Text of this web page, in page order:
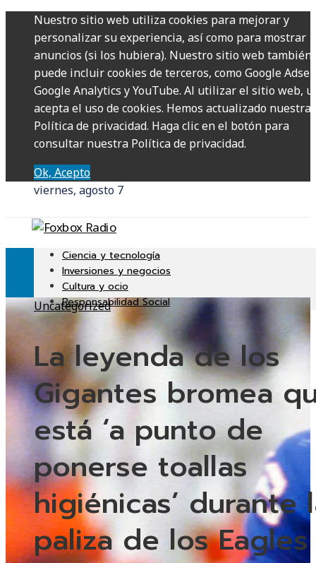
Nuestro sitio web utiliza cookies para mejorar y
personalizar su experiencia, así como para mostrar
anuncios (si los hubiera). Nuestro sitio web también
puede incluir cookies de terceros, como Google
Google Analytics y YouTube. Al utilizar el sitio web,
acepta el uso de cookies. Hemos actualizado nuestra
Política de privacidad. Haga clic en el botón para
consultar nuestra Política de privacidad.
Ok, Acepto
viernes, agosto 7
Ciencia y tecnología
Inversiones y negocios
Cultura y ocio
Responsabilidad Social
Uncategorized
La leyenda de los
Gigantes bromea
está ‘a punto de
ponerse toallas
higiénicas’ durante
paliza de los Eagles